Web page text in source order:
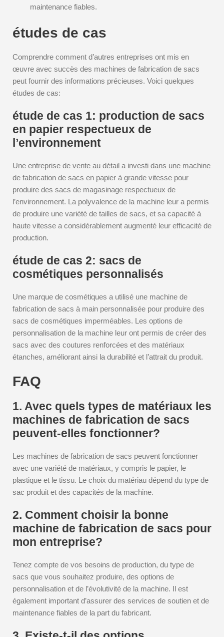
maintenance fiables.
études de cas
Comprendre comment d’autres entreprises ont mis en
œuvre avec succès des machines de fabrication de sacs
peut fournir des informations précieuses. Voici quelques
études de cas:
étude de cas 1: production de sacs
en papier respectueux de
l’environnement
Une entreprise de vente au détail a investi dans une machine
de fabrication de sacs en papier à grande vitesse pour
produire des sacs de magasinage respectueux de
l’environnement. La polyvalence de la machine leur a permis
de produire une variété de tailles de sacs, et sa capacité à
haute vitesse a considérablement augmenté leur efficacité de
production.
étude de cas 2: sacs de
cosmétiques personnalisés
Une marque de cosmétiques a utilisé une machine de
fabrication de sacs à main personnalisée pour produire des
sacs de cosmétiques imperméables. Les options de
personnalisation de la machine leur ont permis de créer des
sacs avec des coutures renforcées et des matériaux
étanches, améliorant ainsi la durabilité et l’attrait du produit.
FAQ
1. Avec quels types de matériaux les
machines de fabrication de sacs
peuvent-elles fonctionner?
Les machines de fabrication de sacs peuvent fonctionner
avec une variété de matériaux, y compris le papier, le
plastique et le tissu. Le choix du matériau dépend du type de
sac produit et des capacités de la machine.
2. Comment choisir la bonne
machine de fabrication de sacs pour
mon entreprise?
Tenez compte de vos besoins de production, du type de
sacs que vous souhaitez produire, des options de
personnalisation et de l’évolutivité de la machine. Il est
également important d’assurer des services de soutien et de
maintenance fiables de la part du fabricant.